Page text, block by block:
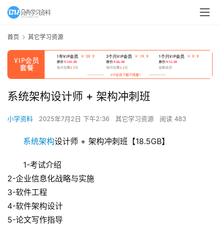
首
页
首页 其它学习资源
系统架构设计师 + 架构冲刺班
小学资料 2025年7月2日 下午2:36 其它学习资源 阅读 483
系统架构设计师 + 架构冲刺班【18.5GB】
1-考试介绍
2-企业信息化战略与实施
3-软件工程
4-软件架构设计
5-论文写作指导